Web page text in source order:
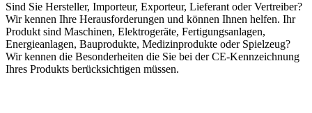
Sind Sie Hersteller, Importeur, Exporteur, Lieferant oder Vertreiber?
Wir kennen Ihre Herausforderungen und können Ihnen helfen. Ihr
Produkt sind Maschinen, Elektrogeräte, Fertigungsanlagen,
Energieanlagen, Bauprodukte, Medizinprodukte oder Spielzeug?
Wir kennen die Besonderheiten die Sie bei der CE-Kennzeichnung
Ihres Produkts berücksichtigen müssen.